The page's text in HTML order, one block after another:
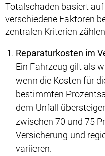
Totalschaden basiert
verschiedene Faktoren
zentralen Kriterien
Reparaturkosten im
Ein Fahrzeug gilt als
wenn die Kosten für
bestimmten
dem Unfall
zwischen 70 und 75
Versicherung und
variieren.